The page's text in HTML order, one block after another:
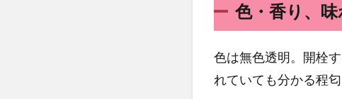
色・香り、
色は無色透明。開栓
れていても分かる程匂